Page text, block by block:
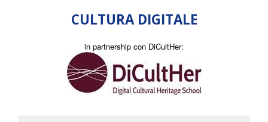
CULTURA DIGITALE
in partnership con DiCultHer: